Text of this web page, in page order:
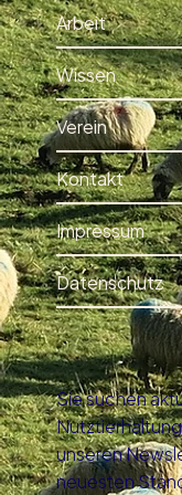
Arbeit
Wissen
Verein
Kontakt
Impressum
Datenschutz
Sie suchen
unseren
neuesten